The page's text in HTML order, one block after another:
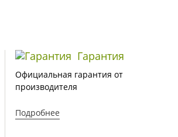
Гарантия
Официальная гарантия от
производителя
Подробнее